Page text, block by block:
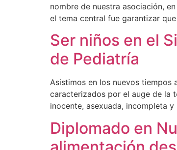
nombre de nuestra asociación,
el tema central fue garantizar
Ser niños en el
de Pediatría
Asistimos en los nuevos
caracterizados por el auge de la
inocente, asexuada, incompleta
Diplomado en